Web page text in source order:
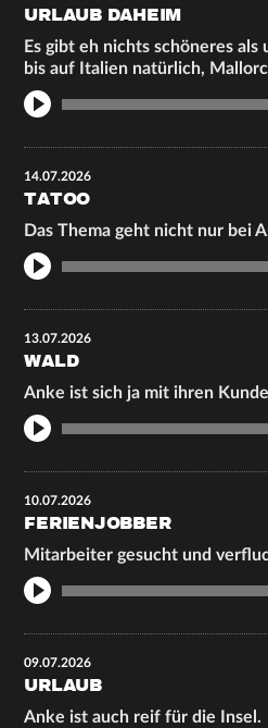
URLAUB DAHEIM
Es gibt eh nichts schöneres als
bis auf Italien natürlich,
14.07.2026
TATOO
Das Thema geht nicht nur bei
13.07.2026
WALD
Anke ist sich ja mit ihren
10.07.2026
FERIENJOBBER
Mitarbeiter gesucht und
09.07.2026
URLAUB
Anke ist auch reif für die Insel.